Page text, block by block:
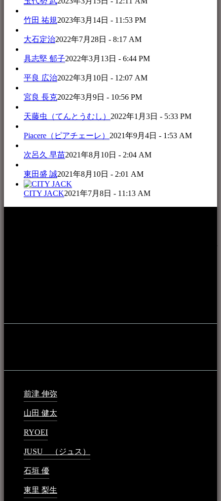
竹田 祐規2023年3月14日 - 11:53 PM
大石定治2022年7月28日 - 8:17 AM
具志堅 郁子2022年3月13日 - 6:44 PM
平良 広治2022年3月10日 - 12:07 AM
宮良 長克2022年3月9日 - 10:56 PM
天藤虫（てんとうむし） 2022年1月3日 - 5:33 PM
Piacere（ピアチェーレ） 2021年9月4日 - 1:53 AM
次呂久 早苗2021年8月10日 - 2:04 AM
東田盛 誠2021年8月10日 - 2:01 AM
CITY JACK2021年7月8日 - 11:13 AM
前津 伸弥
山田 健太
RYOEI
JUSU （ジュス）
石垣 優
東里 梨生